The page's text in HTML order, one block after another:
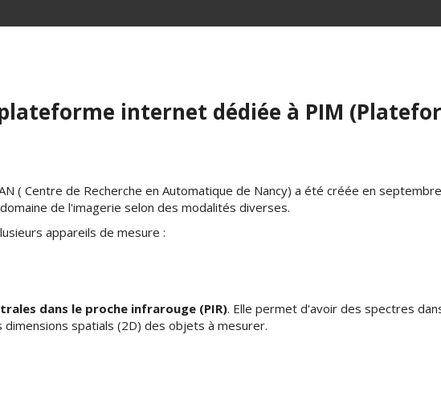
internet dédiée à PIM
( Centre de Recherche en Automatique de Nancy) a été créée en
de l'imagerie selon des modalités diverses.
appareils de mesure :
dans le proche infrarouge (PIR). Elle permet d'avoir des spectres
spatials (2D) des objets à mesurer.